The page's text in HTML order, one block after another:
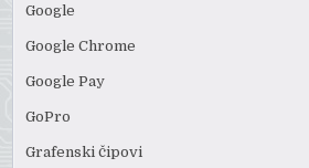
Google
Google Chrome
Google Pay
GoPro
Grafenski čipovi